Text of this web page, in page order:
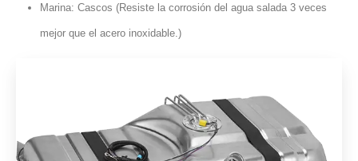
Marina: Cascos (Resiste la corrosión del agua salada 3 veces
mejor que el acero inoxidable.)